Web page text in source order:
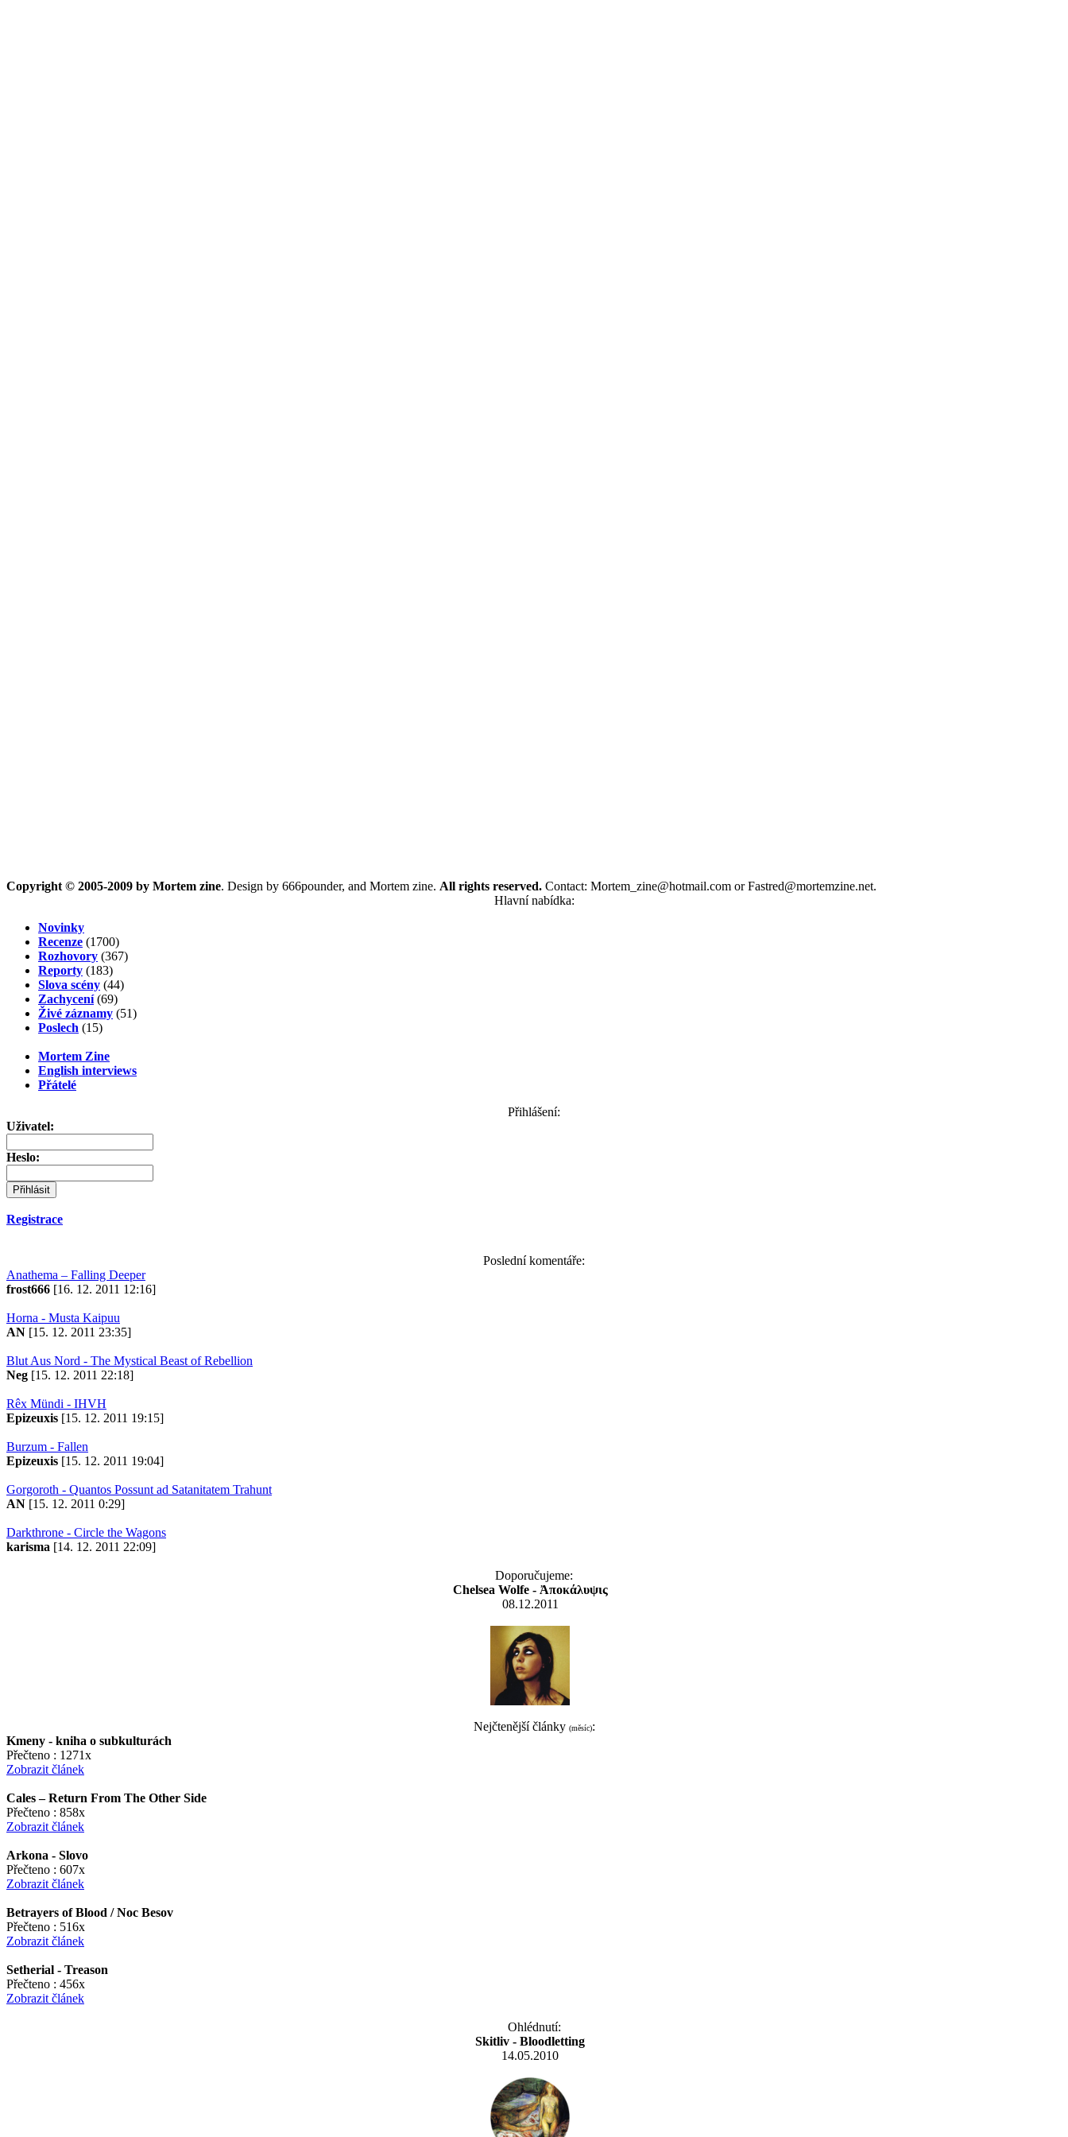
Copyright © 2005-2009 by Mortem zine. Design by 666pounder, and Mortem zine. All rights reserved. Contact: Mortem_zine@hotmail.com or Fastred@mortemzine.net.
Hlavní nabídka:
Novinky
Recenze (1700)
Rozhovory (367)
Reporty (183)
Slova scény (44)
Zachycení (69)
Živé záznamy (51)
Poslech (15)
Mortem Zine
English interviews
Přátelé
Přihlášení:
Uživatel:
Heslo:
Registrace
Poslední komentáře:
Anathema – Falling Deeper
frost666 [16. 12. 2011 12:16]
Horna - Musta Kaipuu
AN [15. 12. 2011 23:35]
Blut Aus Nord - The Mystical Beast of Rebellion
Neg [15. 12. 2011 22:18]
Rêx Mündi - IHVH
Epizeuxis [15. 12. 2011 19:15]
Burzum - Fallen
Epizeuxis [15. 12. 2011 19:04]
Gorgoroth - Quantos Possunt ad Satanitatem Trahunt
AN [15. 12. 2011 0:29]
Darkthrone - Circle the Wagons
karisma [14. 12. 2011 22:09]
Doporučujeme:
Chelsea Wolfe - Ἀποκάλυψις
08.12.2011
Nejčtenější články (měsíc):
Kmeny - kniha o subkulturách
Přečteno : 1271x
Zobrazit článek
Cales – Return From The Other Side
Přečteno : 858x
Zobrazit článek
Arkona - Slovo
Přečteno : 607x
Zobrazit článek
Betrayers of Blood / Noc Besov
Přečteno : 516x
Zobrazit článek
Setherial - Treason
Přečteno : 456x
Zobrazit článek
Ohlédnutí:
Skitliv - Bloodletting
14.05.2010